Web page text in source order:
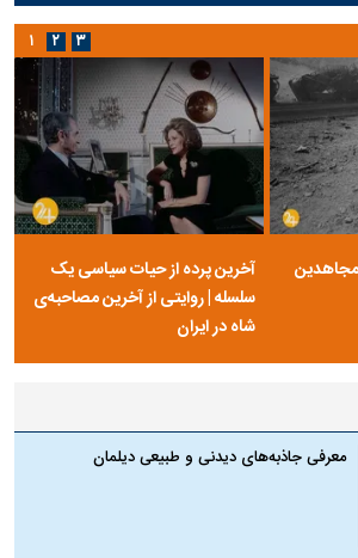
آخرین پرده از حیات سیاسی یک
سلسله | روایتی از آخرین مصاحبه‌ی
شاه در ایران
۱ ۲ ۳
معرفی جاذبه‌های دیدنی و طبیعی دیلمان